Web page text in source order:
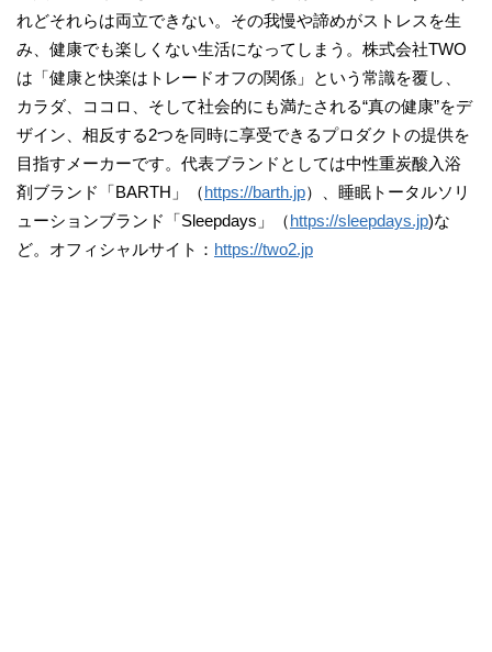
れどそれらは両立できない。その我慢や諦めがストレスを生
み、健康でも楽しくない生活になってしまう。株式会社TWO
は「健康と快楽はトレードオフの関係」という常識を覆し、
カラダ、ココロ、そして社会的にも満たされる“真の健康”をデ
ザイン、相反する2つを同時に享受できるプロダクトの提供を
目指すメーカーです。代表ブランドとしては中性重炭酸入浴
剤ブランド「BARTH」（https://barth.jp）、睡眠トータルソリ
ューションブランド「Sleepdays」（https://sleepdays.jp)な
ど。オフィシャルサイト： https://two2.jp